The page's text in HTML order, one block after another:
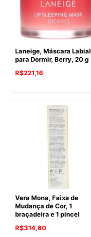
Laneige, Máscara Labial
para Dormir, Berry, 20 g
R$221,16
Vera Mona, Faixa de
Mudança de Cor, 1
braçadeira e 1 pincel
R$314,60